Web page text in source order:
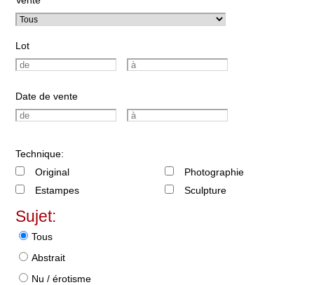
Lot
Date de vente
Technique:
Original
Estampes
Photographie
Sculpture
Sujet:
Tous
Abstrait
Nu / érotisme